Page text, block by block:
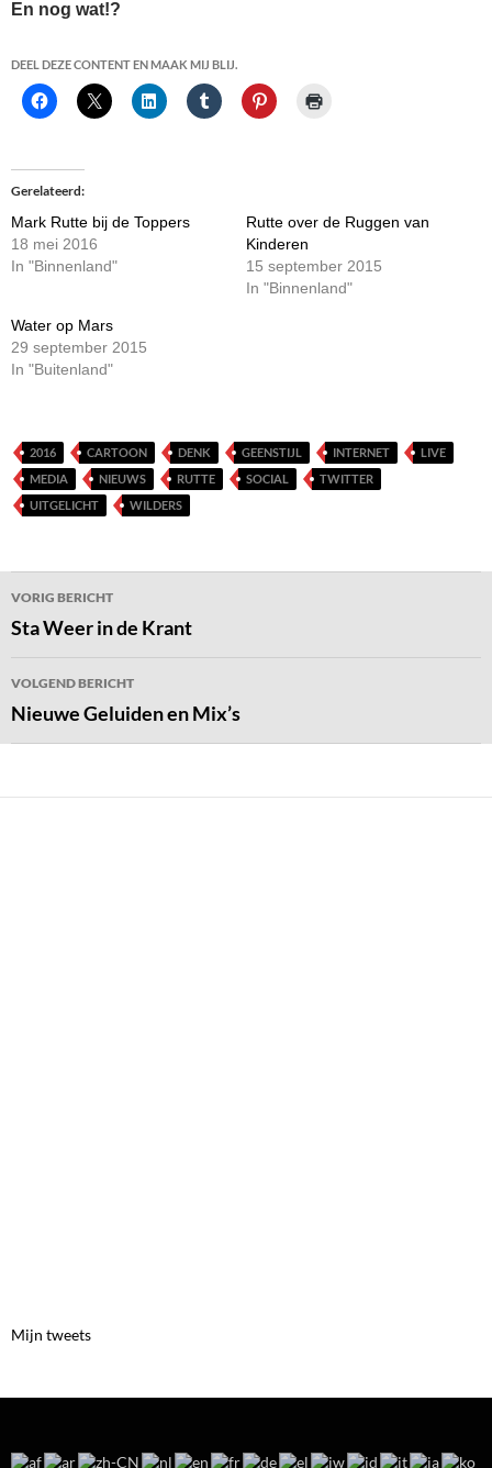
En nog wat!?
DEEL DEZE CONTENT EN MAAK MIJ BLIJ.
Gerelateerd
Mark Rutte bij de Toppers
18 mei 2016
In "Binnenland"
Rutte over de Ruggen van
Kinderen
15 september 2015
In "Binnenland"
Water op Mars
29 september 2015
In "Buitenland"
2016 CARTOON DENK GEENSTIJL INTERNET
LIVE
MEDIA
NIEUWS RUTTE SOCIAL
TWITTER
UITGELICHT
WILDERS
Bericht
navigatie
VORIG BERICHT
Sta Weer in de Krant
VOLGEND BERICHT
Nieuwe Geluiden en Mix’s
Mijn tweets